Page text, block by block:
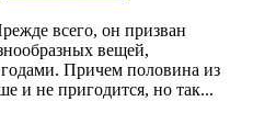
всего, он призван
вещей,
Причем половина из
и не пригодится, но так...